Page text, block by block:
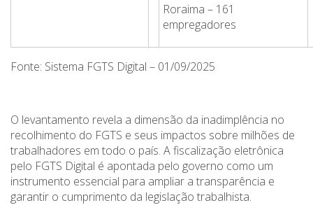
Roraima – 161
empregadores
Fonte: Sistema FGTS Digital – 01/09/2025
O levantamento revela a dimensão da inadimplência no
recolhimento do FGTS e seus impactos sobre milhões de
trabalhadores em todo o país. A fiscalização eletrônica
pelo FGTS Digital é apontada pelo governo como um
instrumento essencial para ampliar a transparência e
garantir o cumprimento da legislação trabalhista.